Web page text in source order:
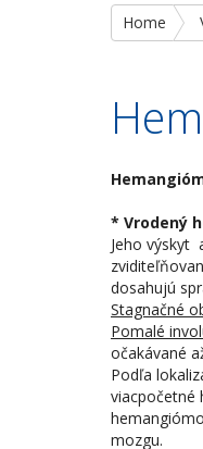
Home
* Vrodený
Jeho výskyt
dosahujú
Stagnačné
Pomalé
očakávané
Podľa
viacpočetné
mozgu.